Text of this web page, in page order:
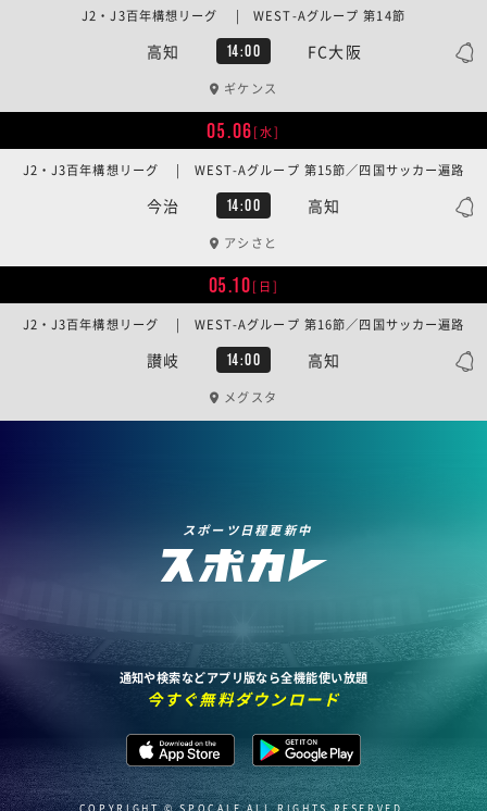
高知 14:00 FC大阪
J2・J3百年構想リーグ | WEST-Aグループ 第14節
ギケンス
05.06[水]
今治 14:00 高知
J2・J3百年構想リーグ | WEST-Aグループ 第15節／四国サッカー遍路
アシさと
05.10[日]
讃岐 14:00 高知
J2・J3百年構想リーグ | WEST-Aグループ 第16節／四国サッカー遍路
メグスタ
スポーツ日程更新中
通知や検索などアプリ版なら全機能使い放題
今すぐ無料ダウンロード